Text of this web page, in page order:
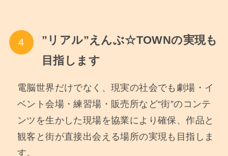
”リアル”えんぶ☆TOWNの実現も
目指します
電脳世界だけでなく、現実の社会でも劇場・イ
ベント会場・練習場・販売所など“街”のコンテ
ンツを生かした現場を協業により確保、作品と
観客と街が直接出会える場所の実現も目指しま
す。